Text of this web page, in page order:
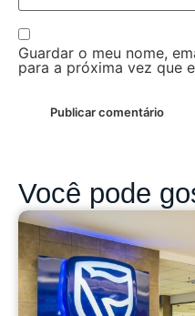
Guardar o meu nome,
para a próxima vez que
Você pode